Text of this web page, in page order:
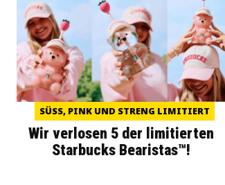
SÜSS, PINK UND STRENG LIMITIERT
Wir verlosen 5 der limitierten
Starbucks Bearistas™!